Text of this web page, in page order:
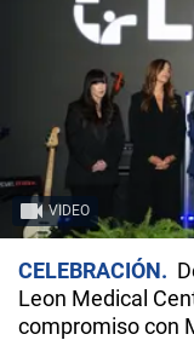
VIDEO
CELEBRACIÓN
Leon Medical
compromiso con